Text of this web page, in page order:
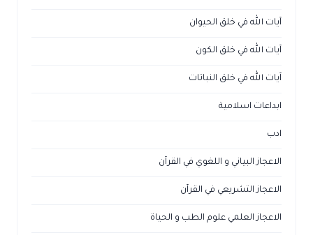
آيات الله في خلق الحيوان
آيات الله في خلق الكون
آيات الله في خلق النباتات
ابداعات اسلامية
ادب
الاعجاز البياني و اللغوي في القرآن
الاعجاز التشريعي في القرآن
الاعجاز العلمي علوم الطب و الحياة